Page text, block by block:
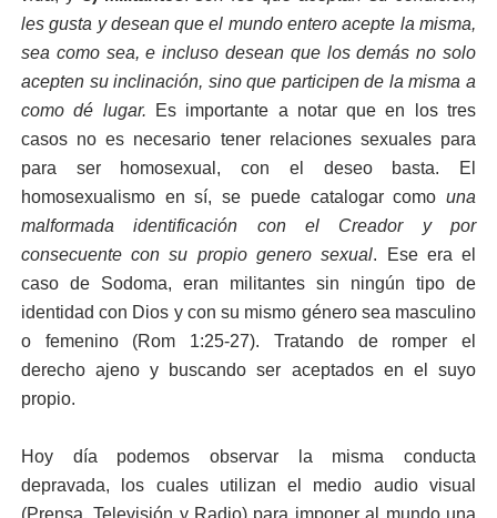
les gusta y desean que el mundo entero acepte la misma,
sea como sea, e incluso desean que los demás no solo
acepten su inclinación, sino que participen de la misma a
como dé lugar. Es importante a notar que en los tres
casos no es necesario tener relaciones sexuales para
para ser homosexual, con el deseo basta. El
homosexualismo en sí, se puede catalogar comouna
malformada identificación con el Creador y por
consecuente con su propio genero sexual. Ese era el
caso de Sodoma, eran militantes sin ningún tipo de
identidad con Dios y con su mismo género sea masculino
o femenino (Rom 1:25-27). Tratando de romper el
derecho ajeno y buscando ser aceptados en el suyo
propio.
Hoy día podemos observar la misma conducta
depravada, los cuales utilizan el medio audio visual
(Prensa, Televisión y Radio) para imponer al mundo una